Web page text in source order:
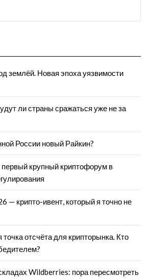
землёй. Новая эпоха уязвимости
ли страны сражаться уже не за
России новый Райкин?
крупный криптофорум в
— крипто-ивент, который я точно не
отсчёта для крипторынка. Кто
Wildberries: пора пересмотреть